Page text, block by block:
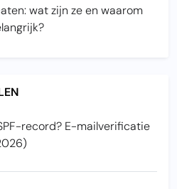
wat zijn ze en waarom
record? E-mailverificatie